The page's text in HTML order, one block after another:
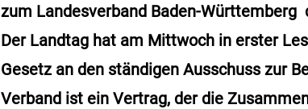
zum Landesverband Baden-Württemberg
Der Landtag hat am Mittwoch in erster
Gesetz an den ständigen Ausschuss zur
Verband ist ein Vertrag, der die